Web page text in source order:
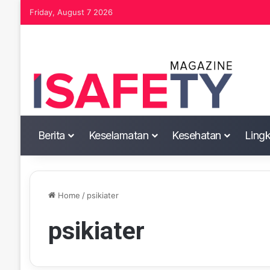
Friday, August 7 2026
Berita Keselamatan Kesehatan
Home / psikiater
psikiater